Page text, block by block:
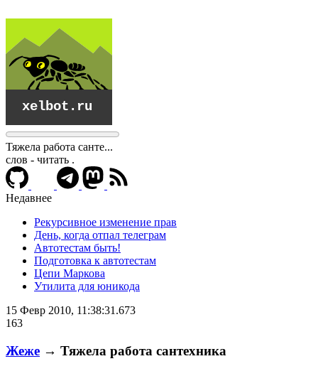
xelbot.ru
Тяжела работа санте...
слов - читать .
Недавнее
Рекурсивное изменение прав
День, когда отпал телеграм
Автотестам быть!
Подготовка к автотестам
Цепи Маркова
Утилита для юникода
15 Февр 2010, 11:38:31.673
163
Жеже → Тяжела работа сантехника